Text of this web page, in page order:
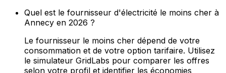
Quel est le fournisseur d'électricité le moins cher à
Annecy en 2026 ?
Le fournisseur le moins cher dépend de votre
consommation et de votre option tarifaire. Utilisez
le simulateur GridLabs pour comparer les offres
selon votre profil et identifier les économies